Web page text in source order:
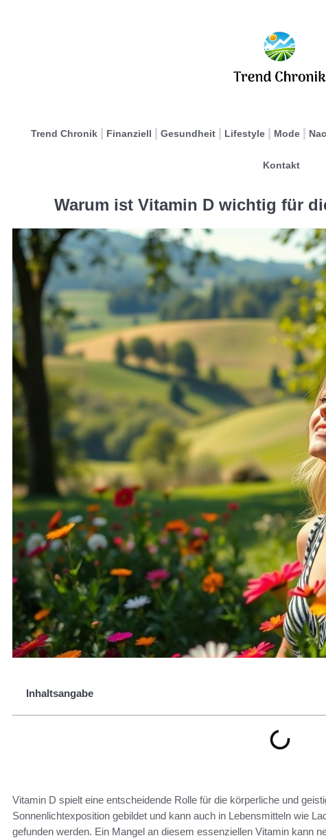
Trend Chronik Finanziell Gesundheit Lifestyle Mode
Kontakt
Warum ist Vitamin D wichtig für
Inhaltsangabe
Vitamin D spielt eine entscheidende Rolle für die körperliche und
Sonnenlichtexposition gebildet und kann auch in Lebensmitteln wie
gefunden werden. Ein Mangel an diesem essenziellen Vitamin kann